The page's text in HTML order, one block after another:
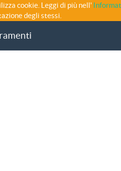
cookie. Leggi di più nell'
degli stessi.